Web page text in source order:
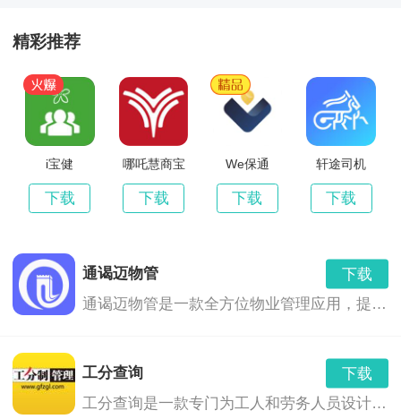
搭配多核心CPU处理技术，快速提高工作效率。
3、界面清晰体验舒心
简单便捷的交互与界面设计操作简单舒心体验。
4、轻松拖拽批量转换
支持用鼠标拖拽文件至工作界面，实现轻松转换。
迅捷pdf转换器破解版软件亮点
精彩推荐
i宝健
下载
哪吒慧商宝
下载
We保通
下载
轩途司机
下载
通谒迈物管
下载
通谒迈物管是一款全方位物业管理应用，提供便捷、高效、一站式的物业管理服务，满足业主、租户和物管人员的需求。
工分查询
下载
工分查询是一款专门为工人和劳务人员设计的工资查询应用，帮助您随时随地了解自己的工分和工资情况。无论您是在工地、工厂、办公室还是家中，只需一部手机，即可轻松查询您的工分和工资。